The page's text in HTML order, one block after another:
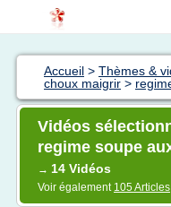
Accueil > Thèmes &
choux maigrir >
Vidéos
regime soupe
→ 14 Vidéos
Voir également 105 Articles